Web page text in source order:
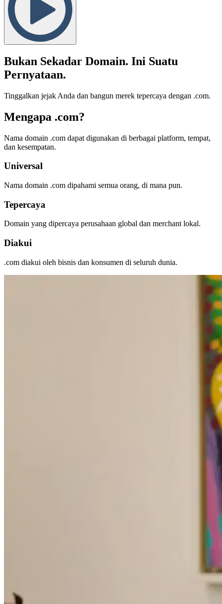
Bukan Sekadar Domain. Ini Suatu
Pernyataan.
Tinggalkan jejak Anda dan bangun merek tepercaya dengan .com.
Mengapa .com?
Nama domain .com dapat digunakan di berbagai platform, tempat,
dan kesempatan.
Universal
Nama domain .com dipahami semua orang, di mana pun.
Tepercaya
Domain yang dipercaya perusahaan global dan merchant lokal.
Diakui
.com diakui oleh bisnis dan konsumen di seluruh dunia.